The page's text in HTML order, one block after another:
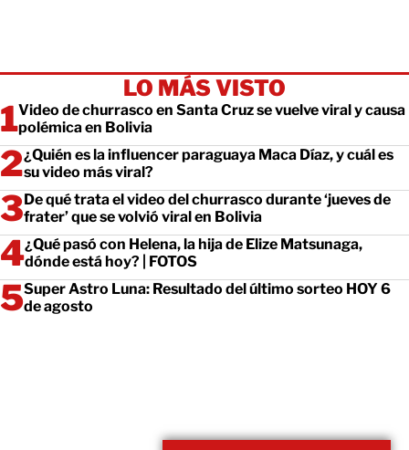
LO MÁS VISTO
Video de churrasco en Santa Cruz se vuelve viral y causa
polémica en Bolivia
¿Quién es la influencer paraguaya Maca Díaz, y cuál es
su video más viral?
De qué trata el video del churrasco durante ‘jueves de
frater’ que se volvió viral en Bolivia
¿Qué pasó con Helena, la hija de Elize Matsunaga,
dónde está hoy? | FOTOS
Super Astro Luna: Resultado del último sorteo HOY 6
de agosto